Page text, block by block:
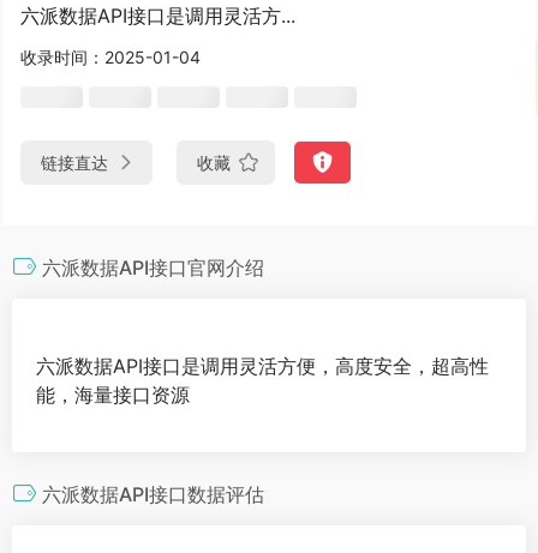
六派数据API接口是调用灵活方...
收录时间：2025-01-04
链接直达 收藏
六派数据API接口官网介绍
六派数据API接口是调用灵活方便，高度安全，超高性
能，海量接口资源
六派数据API接口数据评估